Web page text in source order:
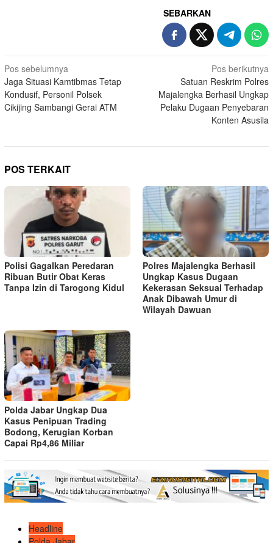
SEBARKAN
Navigasi
pos
Pos sebelumnya
Jaga Situasi Kamtibmas Tetap
Kondusif, Personil Polsek
Cikijing Sambangi Gerai ATM
Pos berikutnya
Satuan Reskrim Polres
Majalengka Berhasil Ungkap
Pelaku Dugaan Penyebaran
Konten Asusila
POS TERKAIT
Polisi Gagalkan Peredaran
Ribuan Butir Obat Keras
Tanpa Izin di Tarogong Kidul
Polres Majalengka Berhasil
Ungkap Kasus Dugaan
Kekerasan Seksual Terhadap
Anak Dibawah Umur di
Wilayah Dawuan
Polda Jabar Ungkap Dua
Kasus Penipuan Trading
Bodong, Kerugian Korban
Capai Rp4,86 Miliar
Headline